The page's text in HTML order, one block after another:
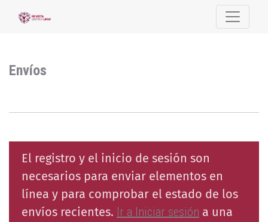
Envíos
El registro y el inicio de sesión son
necesarios para enviar elementos en
línea y para comprobar el estado de los
envíos recientes. Ir a Iniciar sesión a una